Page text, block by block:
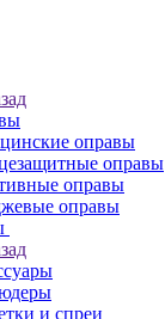
оправы
оправы
оправы
оправы
и спреи